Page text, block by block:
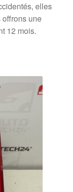
elles
une
12 mois.